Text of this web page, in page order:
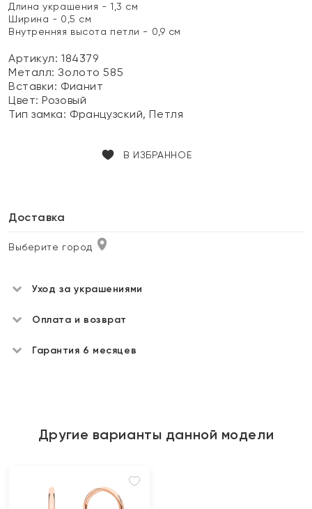
Длина украшения - 1,3 см
Ширина - 0,5 см
Внутренняя высота петли - 0,9 см
Артикул: 184379
Металл:Золото 585
Вставки: Фианит
Цвет:Розовый
Тип замка: Французский, Петля
В ИЗБРАННОЕ
Доставка
Выберите город
Уход за украшениями
Оплата и возврат
Гарантия 6 месяцев
Другие варианты данной модели